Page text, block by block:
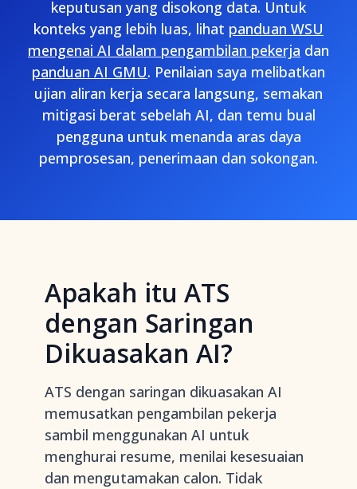
keputusan yang disokong data. Untuk
konteks yang lebih luas, lihat panduan WSU
mengenai AI dalam pengambilan pekerja dan
panduan AI GMU. Penilaian saya melibatkan
ujian aliran kerja secara langsung, semakan
mitigasi berat sebelah AI, dan temu bual
pengguna untuk menanda aras daya
pemprosesan, penerimaan dan sokongan.
Apakah itu ATS
dengan Saringan
Dikuasakan AI?
ATS dengan saringan dikuasakan AI
memusatkan pengambilan pekerja
sambil menggunakan AI untuk
menghurai resume, menilai kesesuaian
dan mengutamakan calon. Tidak